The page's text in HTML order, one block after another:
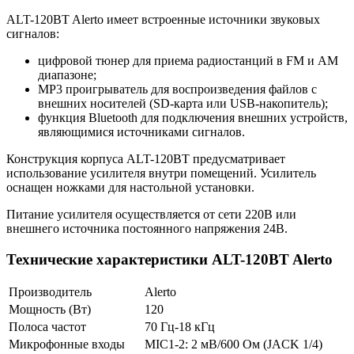
ALT-120BT Alerto имеет встроенные источники звуковых
сигналов:
цифровой тюнер для приема радиостанций в FM и AM
диапазоне;
MP3 проигрыватель для воспроизведения файлов с
внешних носителей (SD-карта или USB-накопитель);
функция Bluetooth для подключения внешних устройств,
являющимися источниками сигналов.
Конструкция корпуса ALT-120BT предусматривает
использование усилителя внутри помещений. Усилитель
оснащен ножками для настольной установки.
Питание усилителя осуществляется от сети 220В или
внешнего источника постоянного напряжения 24В.
Технические характеристики ALT-120BT Alerto
Производитель
Alerto
Мощность (Вт)
120
Полоса частот
70 Гц-18 кГц
Микрофонные входы
MIC1-2: 2 мВ/600 Ом (JACK 1/4)